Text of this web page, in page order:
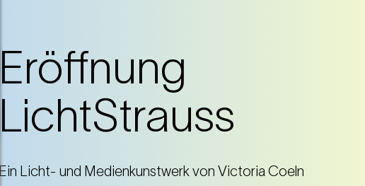
Eröffnung
LichtStrauss
Ein Licht- und Medienkunstwerk von Victoria Coeln